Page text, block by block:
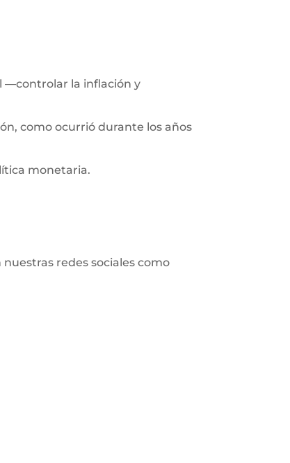
—controlar la inflación y
como ocurrió durante los años
monetaria.
redes sociales como